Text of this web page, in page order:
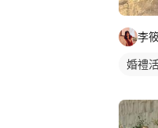
李
婚禮